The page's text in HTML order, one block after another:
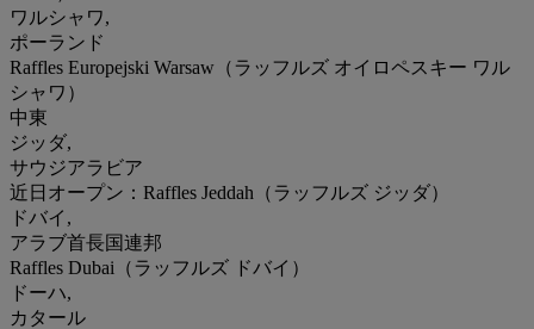
ワルシャワ,
ポーランド
Raffles Europejski Warsaw（ラッフルズ オイロペスキー ワル
シャワ）
中東
ジッダ,
サウジアラビア
近日オープン：Raffles Jeddah（ラッフルズ ジッダ）
ドバイ,
アラブ首長国連邦
Raffles Dubai（ラッフルズ ドバイ）
ドーハ,
カタール